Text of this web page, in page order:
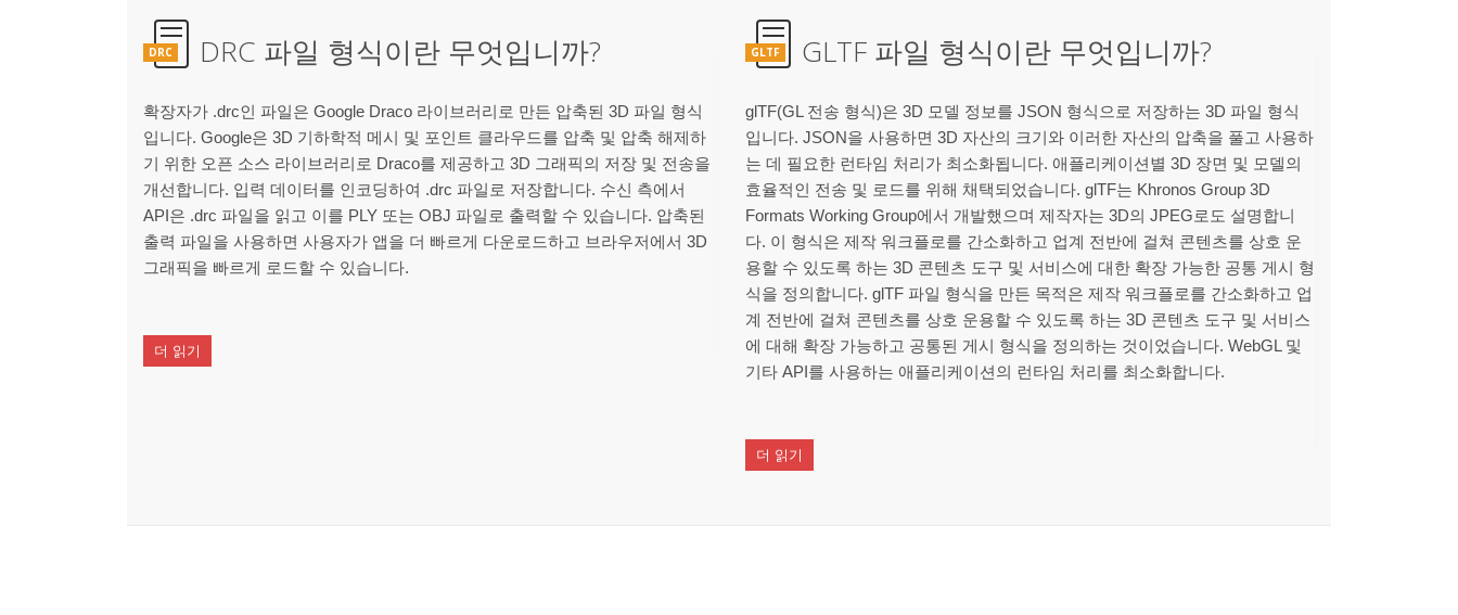
DRC DRC 파일 형식이란 무엇입니까?
확장자가 .drc인 파일은 Google Draco 라이브러리로 만든 압축된 3D 파일 형식
입니다. Google은 3D 기하학적 메시 및 포인트 클라우드를 압축 및 압축 해제하
기 위한 오픈 소스 라이브러리로 Draco를 제공하고 3D 그래픽의 저장 및 전송을
개선합니다. 입력 데이터를 인코딩하여 .drc 파일로 저장합니다. 수신 측에서
API은 .drc 파일을 읽고 이를 PLY 또는 OBJ 파일로 출력할 수 있습니다. 압축된
출력 파일을 사용하면 사용자가 앱을 더 빠르게 다운로드하고 브라우저에서 3D
그래픽을 빠르게 로드할 수 있습니다.
더 읽기
GLTF GLTF 파일 형식이란 무엇입니까?
glTF(GL 전송 형식)은 3D 모델 정보를 JSON 형식으로 저장하는 3D 파일 형식
입니다. JSON을 사용하면 3D 자산의 크기와 이러한 자산의 압축을 풀고 사용하
는 데 필요한 런타임 처리가 최소화됩니다. 애플리케이션별 3D 장면 및 모델의
효율적인 전송 및 로드를 위해 채택되었습니다. glTF는 Khronos Group 3D
Formats Working Group에서 개발했으며 제작자는 3D의 JPEG로도 설명합니
다. 이 형식은 제작 워크플로를 간소화하고 업계 전반에 걸쳐 콘텐츠를 상호 운
용할 수 있도록 하는 3D 콘텐츠 도구 및 서비스에 대한 확장 가능한 공통 게시 형
식을 정의합니다. glTF 파일 형식을 만든 목적은 제작 워크플로를 간소화하고 업
계 전반에 걸쳐 콘텐츠를 상호 운용할 수 있도록 하는 3D 콘텐츠 도구 및 서비스
에 대해 확장 가능하고 공통된 게시 형식을 정의하는 것이었습니다. WebGL 및
기타 API를 사용하는 애플리케이션의 런타임 처리를 최소화합니다.
더 읽기